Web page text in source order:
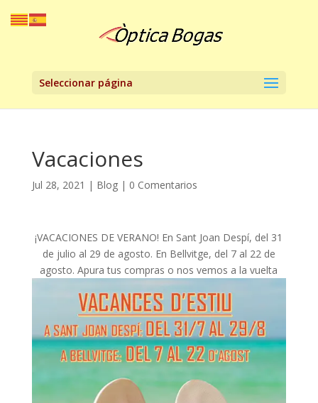
Seleccionar página
Vacaciones
Jul 28, 2021 | Blog| 0 Comentarios
¡VACACIONES DE VERANO! En Sant Joan Despí, del 31
de julio al 29 de agosto. En Bellvitge, del 7 al 22 de
agosto. Apura tus compras o nos vemos a la vuelta